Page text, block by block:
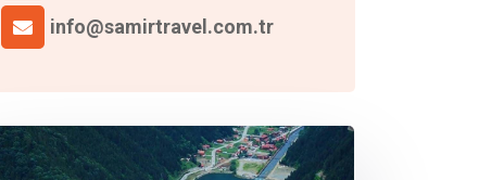
info@samirtravel.com.tr